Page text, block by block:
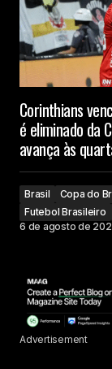
Corinthians
é eliminado da
avança às
Brasil Copa do
Futebol Brasileiro
6 de agosto de
Advertisement